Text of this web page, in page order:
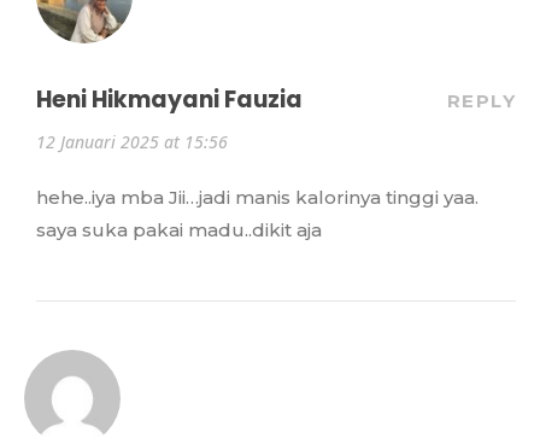
Heni Hikmayani Fauzia
12 Januari 2025 at 15:56
REPLY
hehe..iya mba Jii…jadi manis kalorinya tinggi yaa.
saya suka pakai madu..dikit aja